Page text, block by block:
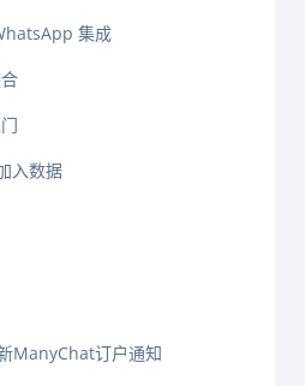
集成
入数据
ManyChat订户通知